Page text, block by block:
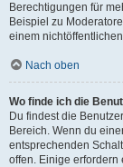
Berechtigungen für
Beispiel zu
einem
Nach oben
Wo finde ich die
Du findest die
Bereich. Wenn du
entsprechenden
offen. Einige erfordern